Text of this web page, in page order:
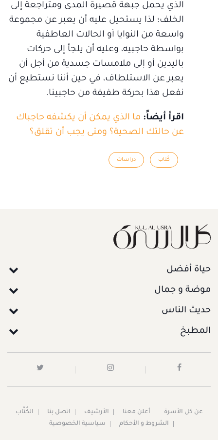
الذي يحمل جبهة قصيرة المدى ومتراجعة إلى
الخلف؛ لذا يستحيل عليه أن يعبر عن مجموعة
واسعة من النوايا أو الحالات العاطفية
بواسطة حاجبيه، وعليه أن يلجأ إلى حركات
باليدين أو إلى ملامسات جسدية من أجل أن
يعبر عن الاستلطاف، في حين أننا نستطيع أن
نفعل هذا بحركة طفيفة من حاجبينا.
اقرأ أيضاً: ما الذي يمكن أن يكشفه حاجباك
عن حالتك الصحية؟ ومتى يجب أن تقلق؟
كُتاب دراسات
حياة أفضل
موضة و جمال
حديث الناس
المطبخ
عن كل الأسرة أعلن معنا الأرشيف اتصل بنا
الكُتَّاب
الشروط و الأحكام
سياسية الخصوصية